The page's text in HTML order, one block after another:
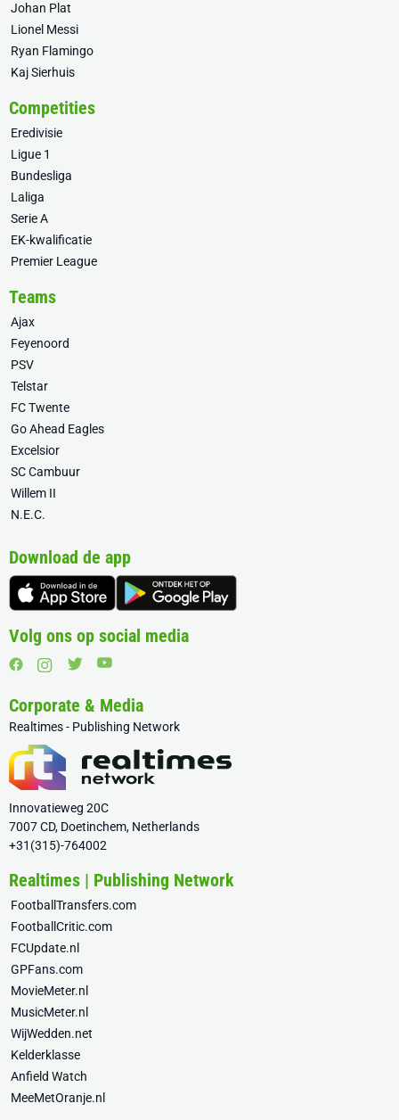
Johan Plat
Lionel Messi
Ryan Flamingo
Kaj Sierhuis
Competities
Eredivisie
Ligue 1
Bundesliga
Laliga
Serie A
EK-kwalificatie
Premier League
Teams
Ajax
Feyenoord
PSV
Telstar
FC Twente
Go Ahead Eagles
Excelsior
SC Cambuur
Willem II
N.E.C.
Download de app
Volg ons op social media
Corporate & Media
Realtimes - Publishing Network
Innovatieweg 20C
7007 CD, Doetinchem, Netherlands
+31(315)-764002
Realtimes | Publishing Network
FootballTransfers.com
FootballCritic.com
FCUpdate.nl
GPFans.com
MovieMeter.nl
MusicMeter.nl
WijWedden.net
Kelderklasse
Anfield Watch
MeeMetOranje.nl